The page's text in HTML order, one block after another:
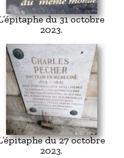
du 31 octobre
2023.
du 27 octobre
2023.